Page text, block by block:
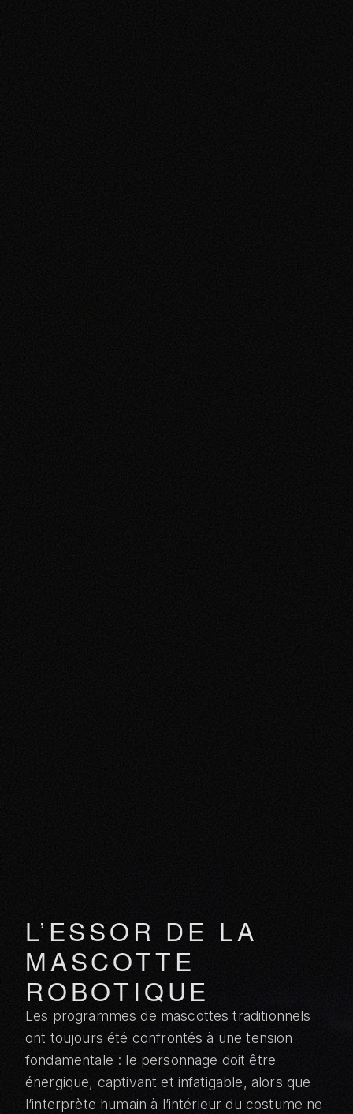
L’ESSOR DE LA
MASCOTTE
ROBOTIQUE
Les programmes de mascottes traditionnels
ont toujours été confrontés à une tension
fondamentale : le personnage doit être
énergique, captivant et infatigable, alors que
l’interprète humain à l’intérieur du costume ne